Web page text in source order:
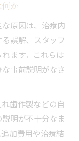
点とリスク
つながる理由
のコツ
ポイントとは
のチェック法
徴と判断基準
で信頼度を確
か
原因は、治療内
誤解、スタッフ
ます。これらは
事前説明がなさ
歯作製などの自
明が不十分なま
加費用や治療結